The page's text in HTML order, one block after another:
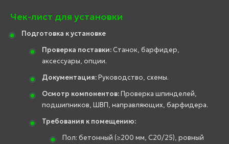
Чек-лист для установки
Подготовка к установке
Проверка поставки:Станок, барфидер,
аксессуары, опции.
Документация:Руководство, схемы.
Осмотр компонентов:Проверка шпинделей,
подшипников, ШВП, направляющих, барфидера.
Требования к помещению:
Пол: бетонный (≥200 мм, C20/25), ровный